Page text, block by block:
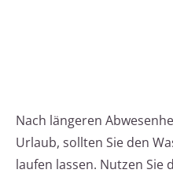
Nach längeren
Urlaub, sollten Sie den
laufen lassen. Nutzen Sie